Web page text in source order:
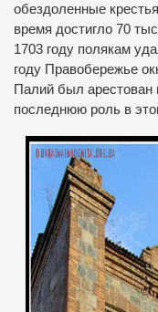
обездоленные
время достигло 70
1703 году полякам
году Правобережье
Палий был
последнюю роль в